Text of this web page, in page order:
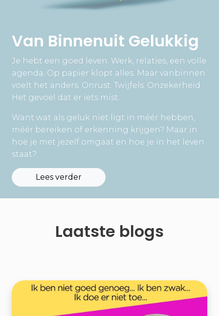
Van Binnenuit Gelukkig
Je hebt een goed leven. Werk, relaties, een volle
agenda. Op papier klopt alles. Maar vanbinnen
voelt het anders. Onrust. Twijfels. Onzekerheid.
Het gevoel dat er iets mist.
Want wat als geluk niet ligt in méér hebben,
méér bereiken of erkenning krijgen? Maar in
hoe je met jezelf omgaat en hoe je in het leven
staat?
Lees verder
Laatste blogs